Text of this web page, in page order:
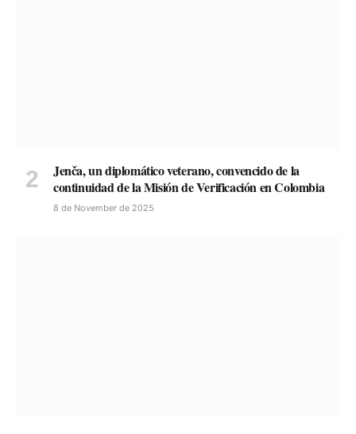
Jenča, un diplomático veterano, convencido de la
continuidad de la Misión de Verificación en Colombia
8 de November de 2025